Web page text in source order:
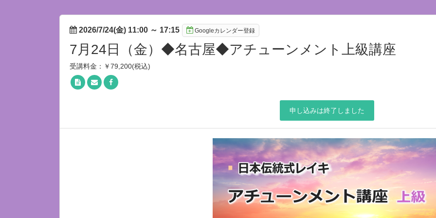
2026/7/24(金) 11:00 ～ 17:15 Googleカレンダー登録
7月24日（金）◆名古屋◆アチューンメント上級講座
受講料金：￥79,200(税込)
申し込みは終了しました